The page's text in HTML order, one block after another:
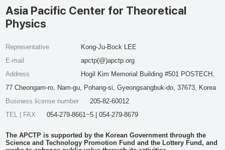
Asia Pacific Center for Theoretical
Physics
Representative
Kong-Ju-Bock LEE
E-mail
apctp(@)apctp.org
Address
Hogil Kim Memorial Building #501 POSTECH,
77 Cheongam-ro, Nam-gu, Pohang-si, Gyeongsangbuk-do, 37673, Korea
Business license number
205-82-60012
TEL | FAX
054-279-8661~5 | 054-279-8679
The APCTP is supported by the Korean Government through the
Science and Technology Promotion Fund and the Lottery Fund, and